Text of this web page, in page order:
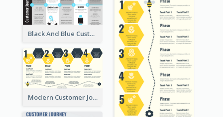
Black And Blue Customer Journey Mapping (CJM)
Modern Customer Journey Map